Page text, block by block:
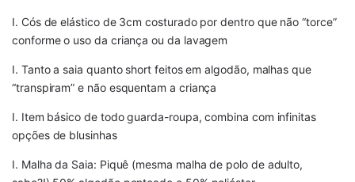
I. Cós de elástico de 3cm costurado por dentro que não “torce”
conforme o uso da criança ou da lavagem
I. Tanto a saia quanto short feitos em algodão, malhas que
“transpiram” e não esquentam a criança
I. Item básico de todo guarda-roupa, combina com infinitas
opções de blusinhas
I. Malha da Saia: Piquê (mesma malha de polo de adulto,